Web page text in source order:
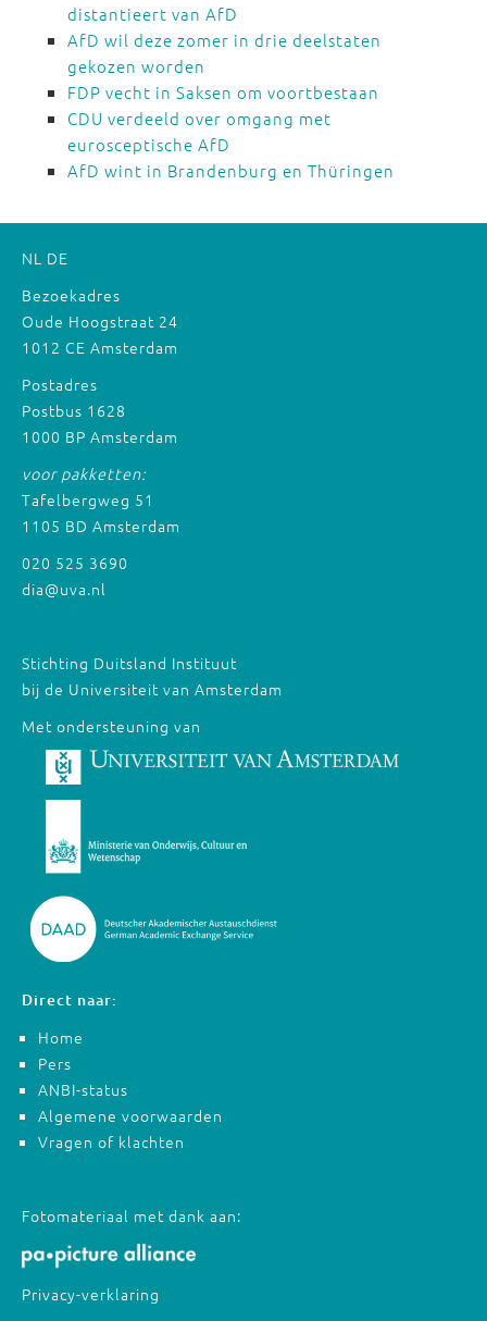
distantieert van AfD
AfD wil deze zomer in drie deelstaten
gekozen worden
FDP vecht in Saksen om voortbestaan
CDU verdeeld over omgang met
eurosceptische AfD
AfD wint in Brandenburg en Thüringen
NL DE
Bezoekadres
Oude Hoogstraat 24
1012 CE Amsterdam
Postadres
Postbus 1628
1000 BP Amsterdam
voor pakketten:
Tafelbergweg 51
1105 BD Amsterdam
020 525 3690
dia@uva.nl
Stichting Duitsland Instituut
bij de Universiteit van Amsterdam
Met ondersteuning van
Direct naar:
Home
Pers
ANBI-status
Algemene voorwaarden
Vragen of klachten
Fotomateriaal met dank aan:
Privacy-verklaring